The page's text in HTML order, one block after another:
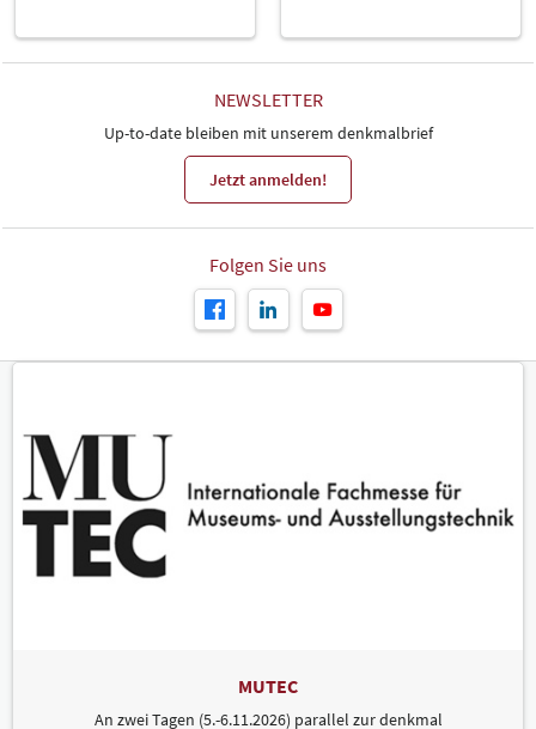
NEWSLETTER
Up-to-date bleiben mit unserem denkmalbrief
Jetzt anmelden!
Folgen Sie uns
MUTEC
An zwei Tagen (5.-6.11.2026) parallel zur denkmal